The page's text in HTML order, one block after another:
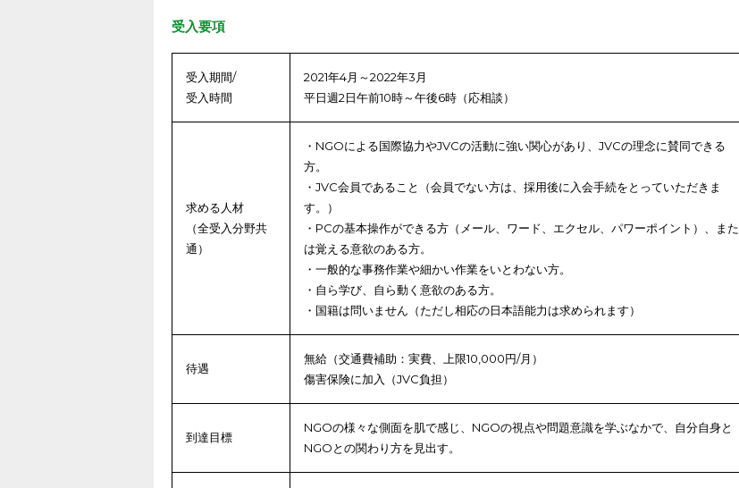
受入要項
受入期間/
受入時間
2021年4月～2022年3月
平日週2日午前10時～午後6時（応相談）
求める人材
（全受入分野共
通）
・NGOによる国際協力やJVCの活動に強い関心があり、JVCの理念に賛同できる
方。
・JVC会員であること（会員でない方は、採用後に入会手続をとっていただきま
す。）
・PCの基本操作ができる方（メール、ワード、エクセル、パワーポイント）、また
は覚える意欲のある方。
・一般的な事務作業や細かい作業をいとわない方。
・自ら学び、自ら動く意欲のある方。
・国籍は問いません（ただし相応の日本語能力は求められます）
待遇
無給（交通費補助：実費、上限10,000円/月）
傷害保険に加入（JVC負担）
到達目標
NGOの様々な側面を肌で感じ、NGOの視点や問題意識を学ぶなかで、自分自身と
NGOとの関わり方を見出す。